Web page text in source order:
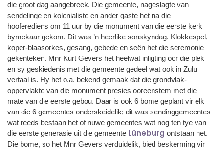
die groot dag aangebreek. Die gemeente, nageslagte van
sendelinge en kolonialiste en ander gaste het na die
hooferediens om 11 uur by die monument van die eerste kerk
bymekaar gekom. Dit was ’n heerlike sonskyndag. Klokkespel,
koper-blaasorkes, gesang, gebede en seën het die seremonie
gekenteken. Mnr Kurt Gevers het heelwat inligting oor die plek
en sy geskiedenis met die gemeente gedeel wat ook in Zulu
vertaal is. Hy het o.a. bekend gemaak dat die grondvlak-
oppervlakte van die monument presies ooreenstem met die
mate van die eerste gebou. Daar is ook 6 bome geplant vir elk
van die 6 gemeentes onderskeidelik; dit was sendinggemeentes
wat reeds bestaan het of nuwe gemeentes wat nog ten tye van
die eerste generasie uit die gemeente Lüneburg ontstaan het.
Die bome, so het Mnr Gevers verduidelik, bied beskerming vir